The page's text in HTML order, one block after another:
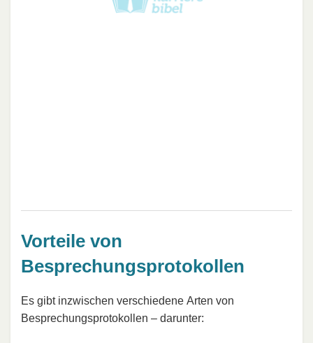
Vorteile von
Besprechungsprotokollen
Es gibt inzwischen verschiedene Arten von
Besprechungsprotokollen – darunter: